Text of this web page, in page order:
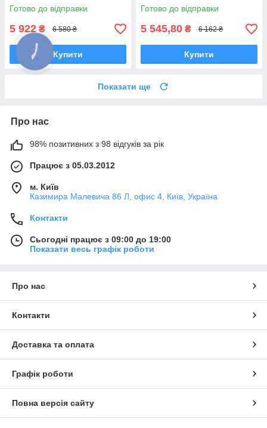
Готово до відправки
5 922 ₴ 6 580 ₴
Купити
Готово до відправки
5 545,80 ₴ 6 162 ₴
Купити
Показати ще
Про нас
98% позитивних з 98 відгуків за рік
Працює з 05.03.2012
м. Київ
Казимира Малевича 86 Л, офис 4, Київ, Україна
Контакти
Сьогодні працює з 09:00 до 19:00
Показати весь графік роботи
Про нас
Контакти
Доставка та оплата
Графік роботи
Повна версія сайту